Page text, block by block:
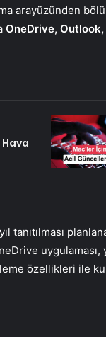
arayüzünden
OneDrive,
özellikleri ile